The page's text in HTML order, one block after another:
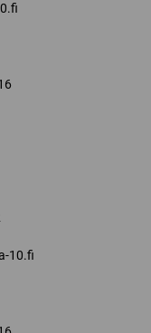
10.fi